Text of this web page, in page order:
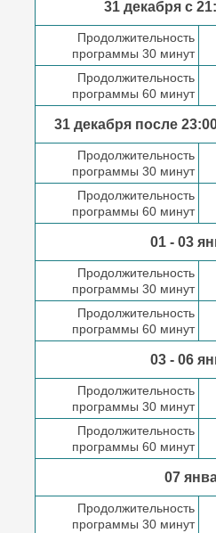
31 декабря с
Продолжительность
программы 30 минут
Продолжительность
программы 60 минут
31 декабря после
Продолжительность
программы 30 минут
Продолжительность
программы 60 минут
01 - 03
Продолжительность
программы 30 минут
Продолжительность
программы 60 минут
03 - 06
Продолжительность
программы 30 минут
Продолжительность
программы 60 минут
07
Продолжительность
программы 30 минут